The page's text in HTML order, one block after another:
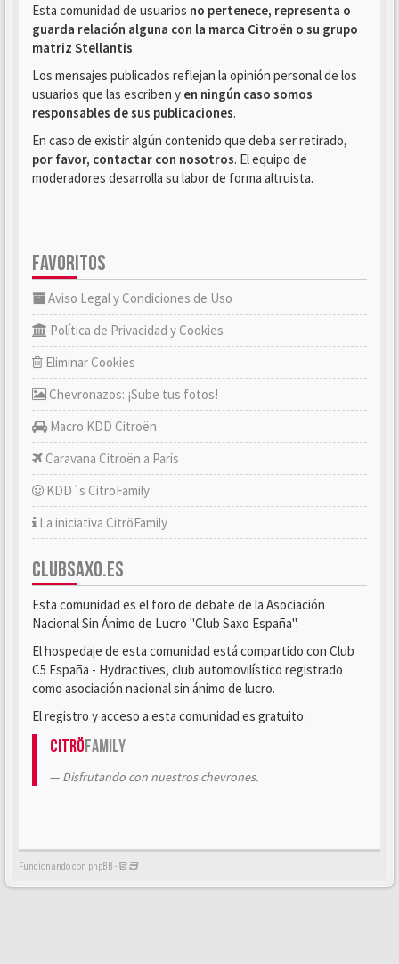
Esta comunidad de usuarios no pertenece, representa o
guarda relación alguna con la marca Citroën o su grupo
matriz Stellantis.
Los mensajes publicados reflejan la opinión personal de los
usuarios que las escriben y en ningún caso somos
responsables de sus publicaciones.
En caso de existir algún contenido que deba ser retirado,
por favor, contactar con nosotros. El equipo de
moderadores desarrolla su labor de forma altruista.
FAVORITOS
Aviso Legal y Condiciones de Uso
Política de Privacidad y Cookies
Eliminar Cookies
Chevronazos: ¡Sube tus fotos!
Macro KDD Citroën
Caravana Citroën a París
KDD´s CitröFamily
La iniciativa CitröFamily
CLUBSAXO.ES
Esta comunidad es el foro de debate de la Asociación
Nacional Sin Ánimo de Lucro "Club Saxo España".
El hospedaje de esta comunidad está compartido con Club
C5 España - Hydractives, club automovilístico registrado
como asociación nacional sin ánimo de lucro.
El registro y acceso a esta comunidad es gratuito.
CitröFamily
Disfrutando con nuestros chevrones.
Funcionando con phpBB -